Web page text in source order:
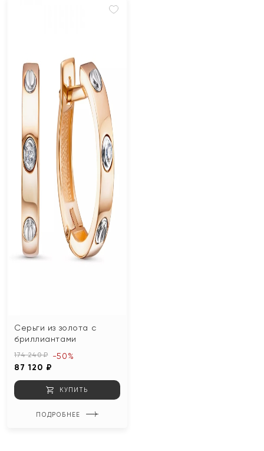
Серьги из золота с
бриллиантами
174 240 ₽
87 120 ₽
-50%
КУПИТЬ
ПОДРОБНЕЕ